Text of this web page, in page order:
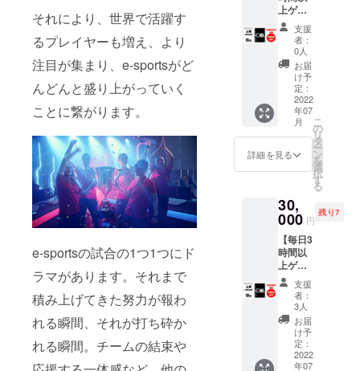
それにより、世界で活躍す
るプレイヤーも増え、より
注目が集まり、e-sportsがど
んどんと盛り上がっていく
ことに繋がります。
e-sportsの試合の1つ1つにド
ラマがあります。それまで
積み上げてきた努力が報わ
れる瞬間、それが打ち砕か
れる瞬間。チームの結束や
コンディ
ショニング
サポートを
通じて、eス
ポーツなら
びにゲーム
コミュニ
ティの発展
に貢献して
お名前
（ニッ
クネー
可）」
「リン
クした
いペー
URL（S
ページ
な
先URL
が不適
切な
ページ
だと判
断した
場合
は、別
のURL
への差
し替え
をご依
頼させ
たの
か、ど
う動い
て発売
まで辿
り着い
たの
か、こ
のクラ
ファン
たこと
なども
させて
いただ
きま
す！ ビ
ジネス
に興味
があ
る、
マーケ
ティン
グに興
味があ
るとい
sports
応援メ
ディア
「ゲー
マー
ゲー
マ」内
ガチサ
プ特設
ページ
にて、
支援者
ンクの
ご紹介
をさせ
ていた
だきま
す！
（掲載
期間：
2022年
7月〜1
年間を
予定。
期間は
提供と
なりま
す！ さ
らに、
500円
OFF
クーポ
ン発行
特典付
き！ ※
クーポ
ン利用
2023年
6月（1
さら
に、e-
sports
応援メ
ディア
「ゲー
マー
ゲー
マ」内
ガチサ
上ゲー
ムする
ガチな
あなた
のため
のリ
ター
ン】
「ガチ
サプ 心
眼-
shingan
-」を6
す！販
売価格
から
20,800
円割引
でのご
提供と
なりま
す！ さ
らに、
500円
OFF
クーポ
支援
者：
0人
お届
け予
定：
2022
年07
月
詳細を見る
こ
の
リ
タ
ー
ン
を
選
択
す
る
30,
000 円
残り7
【毎日3
時間以
上ゲー
ムする
マジガ
チなあ
なたの
ための
リター
ン】
支援
者：
3人
お届
け予
定：
2022
年07